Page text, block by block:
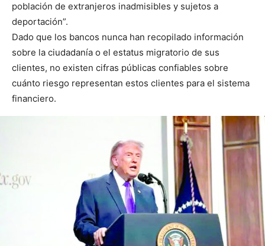
población de extranjeros inadmisibles y sujetos a
deportación”.
Dado que los bancos nunca han recopilado información
sobre la ciudadanía o el estatus migratorio de sus
clientes, no existen cifras públicas confiables sobre
cuánto riesgo representan estos clientes para el sistema
financiero.